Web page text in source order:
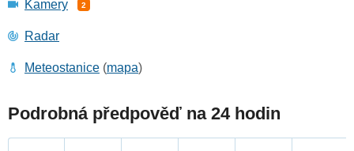
Kamery 2
Radar
Meteostanice (mapa)
Podrobná předpověď na 24 hodin